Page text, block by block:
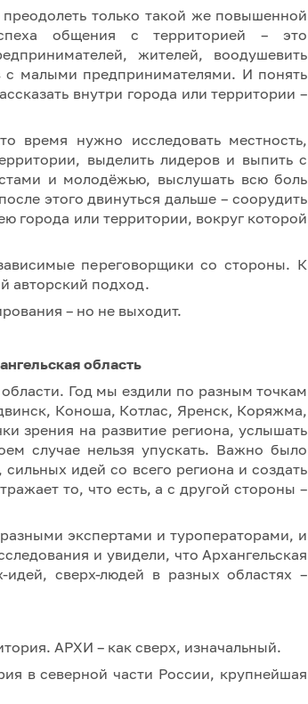
только такой же повышенной
общения с территорией – это
жителей, воодушевить
малыми предпринимателями. И понять
внутри города или территории –
время нужно исследовать местность,
выделить лидеров и выпить с
и молодёжью, выслушать всю боль
этого двинуться дальше – соорудить
города или территории, вокруг которой
переговорщики со стороны. К
авторский подход.
– но не выходит.
область
Год мы ездили по разным точкам
Коноша, Котлас, Яренск, Коряжма,
зрения на развитие региона, услышать
случае нельзя упускать. Важно было
идей со всего региона и создать
то, что есть, а с другой стороны –
экспертами и туроператорами, и
и увидели, что Архангельская
идей, сверх-людей в разных областях –
АРХИ – как сверх, изначальный.
в северной части России, крупнейшая